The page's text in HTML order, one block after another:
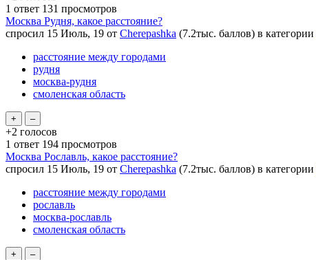
1 ответ 131 просмотров
Москва Рудня, какое расстояние?
спросил 15 Июль, 19 от Cherepashka (7.2тыс. баллов) в категории
расстояние между городами
рудня
москва-рудня
смоленская область
+2 голосов
1 ответ 194 просмотров
Москва Рославль, какое расстояние?
спросил 15 Июль, 19 от Cherepashka (7.2тыс. баллов) в категории
расстояние между городами
рославль
москва-рославль
смоленская область